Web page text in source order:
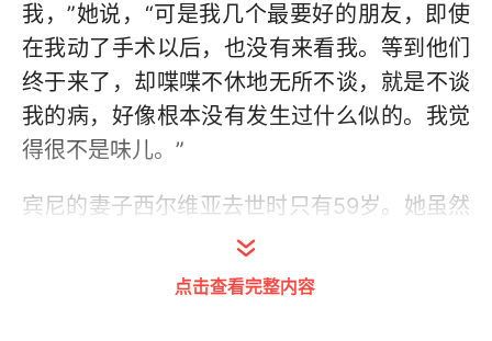
我，”她说，“可是我几个最要好的朋友，即使
在我动了手术以后，也没有来看我。等到他们
终于来了，却喋喋不休地无所不谈，就是不谈
我的病，好像根本没有发生过什么似的。我觉
得很不是味儿。”
宾尼的妻子西尔维亚去世时只有59岁。她虽然
患有心脏病和严重糖尿病，但直到去世那天之
前，她还是精力充沛，忙个不停。“我督促她吃
点击查看完整内容